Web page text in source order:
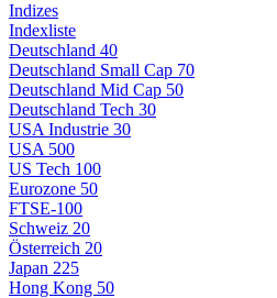
Indizes
Indexliste
Deutschland 40
Deutschland Small Cap 70
Deutschland Mid Cap 50
Deutschland Tech 30
USA Industrie 30
USA 500
US Tech 100
Eurozone 50
FTSE-100
Schweiz 20
Österreich 20
Japan 225
Hong Kong 50